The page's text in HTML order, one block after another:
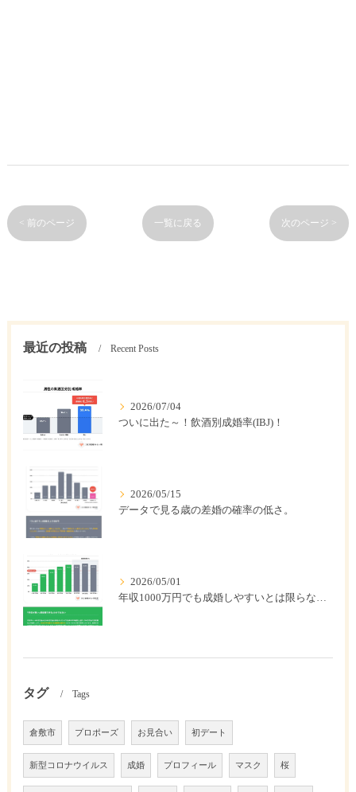
< 前のページ 一覧に戻る 次のページ >
最近の投稿 Recent Posts
2026/07/04
ついに出た～！飲酒別成婚率(IBJ)！
2026/05/15
データで見る歳の差婚の確率の低さ。
2026/05/01
年収1000万円でも成婚しやすいとは限らない? 「年収帯別の成婚率」のリアル
タグ Tags
倉敷市 プロポーズ お見合い 初デート
新型コロナウイルス 成婚 プロフィール マスク 桜